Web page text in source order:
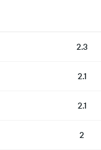
2.3
2.1
2.1
2